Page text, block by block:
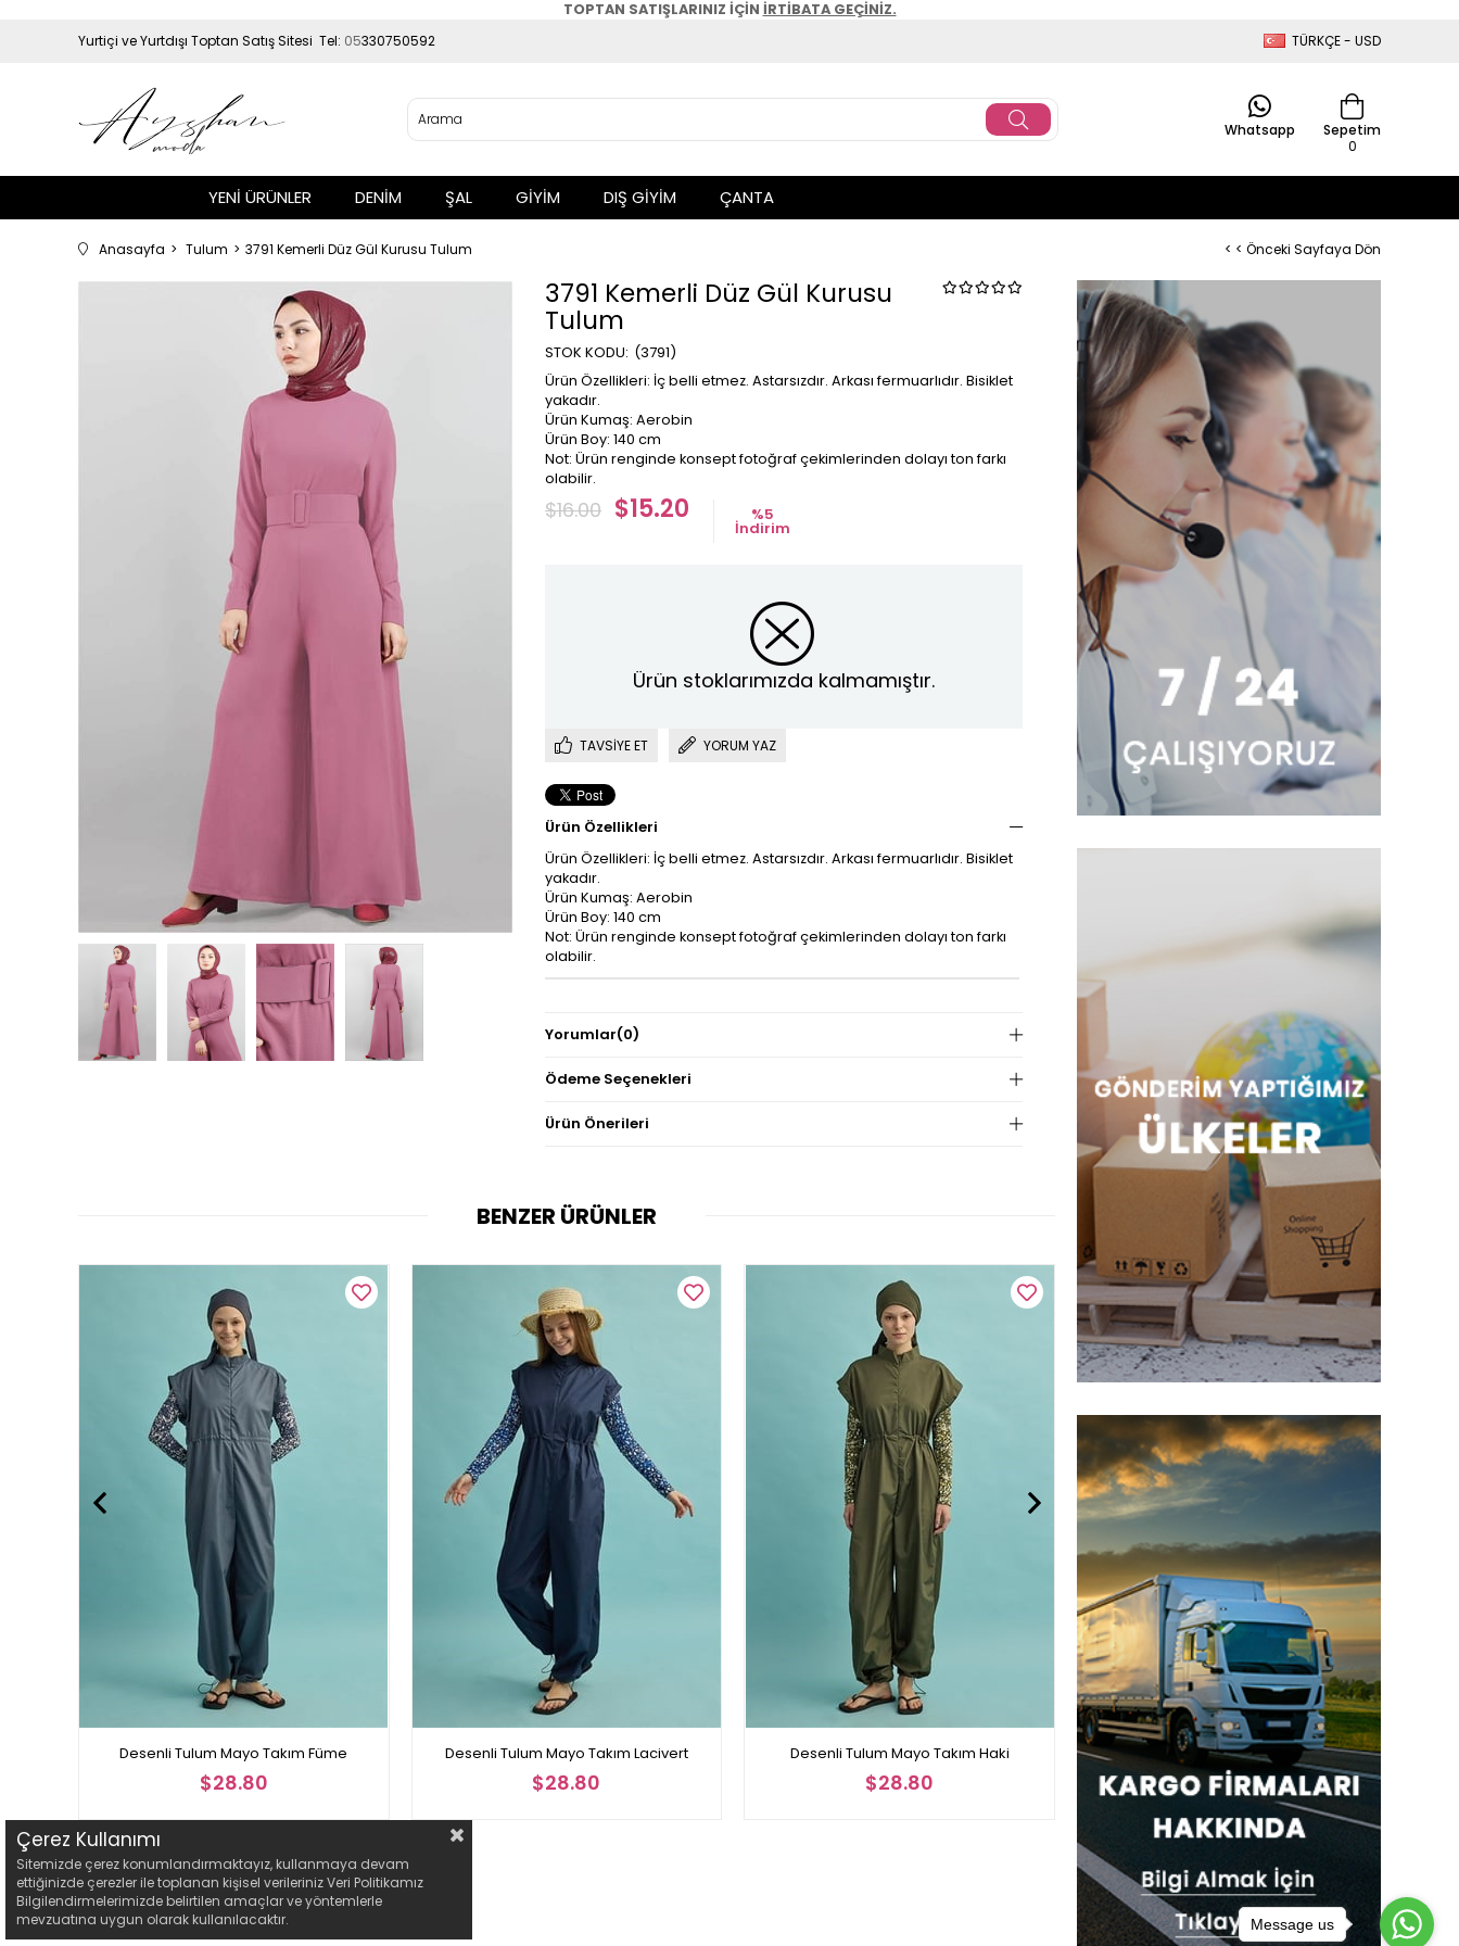
TOPTAN SATIŞLARINIZ İÇİN İRTİBATA GEÇİNİZ.
Yurtiçi ve Yurtdışı Toptan Satış Sitesi Tel: 05330750592 TÜRKÇE - USD
Sepetim
0
Whatsapp
YENİ ÜRÜNLER DENİM ŞAL GİYİM DIŞ GİYİM ÇANTA
Anasayfa Tulum 3791 Kemerli Düz Gül Kurusu Tulum < < Önceki Sayfaya Dön
3791 Kemerli Düz Gül Kurusu
Tulum
(3791)
Ürün Özellikleri: İç belli etmez. Astarsızdır. Arkası fermuarlıdır. Bisiklet
yakadır.
Ürün Kumaş: Aerobin
Ürün Boy: 140 cm
Not: Ürün renginde konsept fotoğraf çekimlerinden dolayı ton farkı
olabilir.
$16.00 $15.20 %5
İndirim
Ürün stoklarımızda kalmamıştır.
TAVSIYE ET YORUM YAZ
Ürün Özellikleri
Ürün Özellikleri: İç belli etmez. Astarsızdır. Arkası fermuarlıdır. Bisiklet
yakadır.
Ürün Kumaş: Aerobin
Ürün Boy: 140 cm
Not: Ürün renginde konsept fotoğraf çekimlerinden dolayı ton farkı
olabilir.
Yorumlar(0)
Ödeme Seçenekleri
Ürün Önerileri
BENZER ÜRÜNLER
Desenli Tulum Mayo Takım Füme
$28.80
Desenli Tulum Mayo Takım Lacivert
$28.80
Desenli Tulum Mayo Takım Haki
$28.80
Desenli Tulum Mayo Takım kahve
$28.80
Çerez Kullanımı
Sitemizde çerez konumlandırmaktayız, kullanmaya devam
ettiğinizde çerezler ile toplanan kişisel verileriniz Veri Politikamız
Bilgilendirmelerimizde belirtilen amaçlar ve yöntemlerle
mevzuatına uygun olarak kullanılacaktır.
Message us